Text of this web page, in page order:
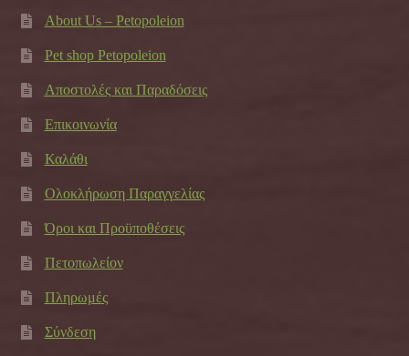
About Us – Petopoleion
Pet shop Petopoleion
Αποστολές και Παραδόσεις
Επικοινωνία
Καλάθι
Ολοκλήρωση Παραγγελίας
Όροι και Προϋποθέσεις
Πετοπωλείον
Πληρωμές
Σύνδεση